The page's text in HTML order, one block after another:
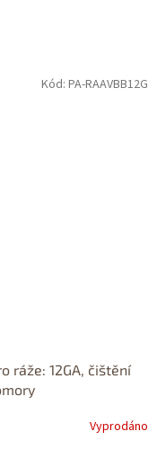
ráže: 12GA, čištění
Vyprodáno
Kód: PA-RAAVBB12G